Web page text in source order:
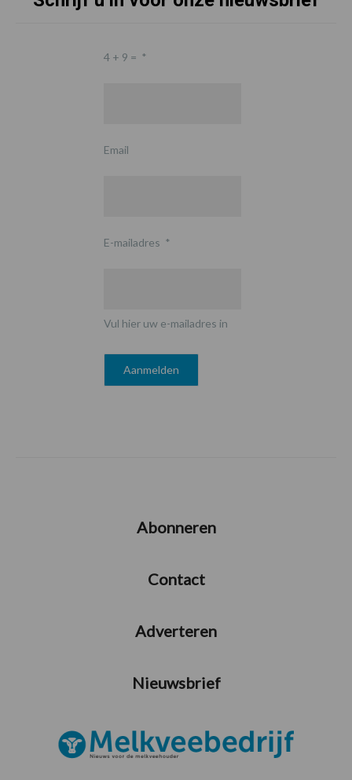
4 + 9 = *
Email
E-mailadres *
Vul hier uw e-mailadres in
Abonneren
Contact
Adverteren
Nieuwsbrief